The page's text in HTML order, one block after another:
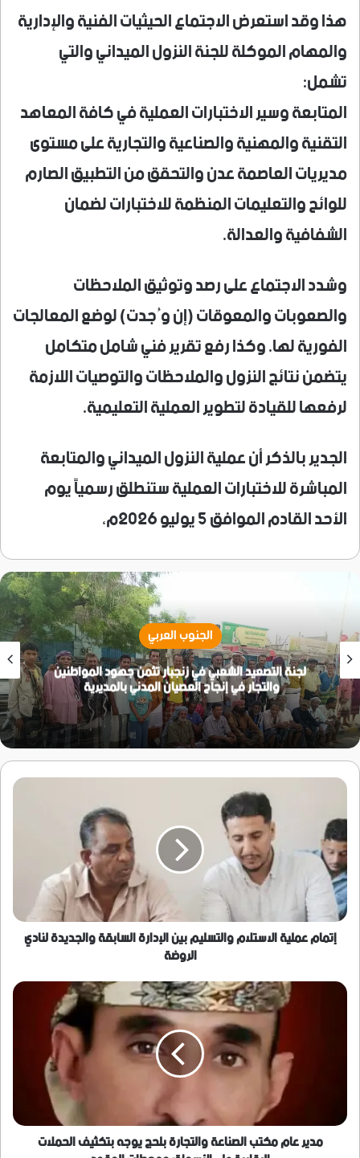
​هذا وقد استعرض الاجتماع الحيثيات الفنية والإدارية
والمهام الموكلة للجنة النزول الميداني والتي
تشمل:
​المتابعة وسير الاختبارات العملية في كافة المعاهد
التقنية والمهنية والصناعية والتجارية على مستوى
مديريات العاصمة عدن والتحقق من التطبيق الصارم
للوائح والتعليمات المنظمة للاختبارات لضمان
الشفافية والعدالة.
وشدد الاجتماع على ​رصد وتوثيق الملاحظات
والصعوبات والمعوقات (إن وُجدت) لوضع المعالجات
الفورية لها. وكذا رفع تقرير فني شامل متكامل
يتضمن نتائج النزول والملاحظات والتوصيات اللازمة
لرفعها للقيادة لتطوير العملية التعليمية.
​الجدير بالذكر أن عملية النزول الميداني والمتابعة
المباشرة للاختبارات العملية ستنطلق رسمياً يوم
الأحد القادم الموافق 5 يوليو 2026م،
الجنوب العربي
لجنة التصعيد الشعبي في زنجبار تثمن جهود المواطنين
والتجار في إنجاح العصيان المدني بالمديرية
إتمام
الاستلام
والتسليم
بين
الإدارة
السابقة
والجديدة
لنادي
الروضة
إتمام عملية الاستلام والتسليم بين الإدارة السابقة والجديدة لنادي
الروضة
مدير
بتكثيف
الحملات
الرقابية
مدير عام مكتب الصناعة والتجارة بلحج يوجه بتكثيف الحملات